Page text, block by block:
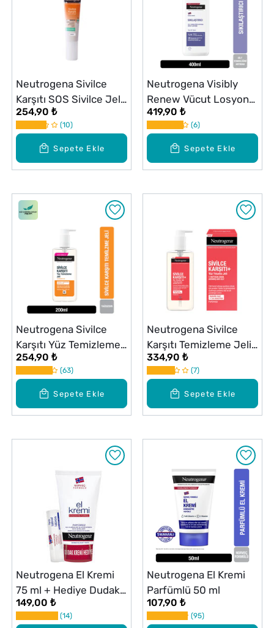
Sepete Ekle
Neutrogena Sivilce
Karşıtı SOS Sivilce Jeli
15 ml
254,90 ₺
10
Sepete Ekle
Neutrogena Visibly
Renew Vücut Losyonu
Kuru Cilt 400 ml
419,90 ₺
6
Sepete Ekle
Neutrogena Sivilce
Karşıtı Yüz Temizleme
Jeli 200 ml
254,90 ₺
63
Sepete Ekle
Neutrogena Sivilce
Karşıtı Temizleme Jeli
200 ml
334,90 ₺
7
Neutrogena El Kremi
75 ml + Hediye Dudak
Nemlendiricisi Seti
Parfümsüz
149,00 ₺
14
Neutrogena El Kremi
Parfümlü 50 ml
107,90 ₺
95